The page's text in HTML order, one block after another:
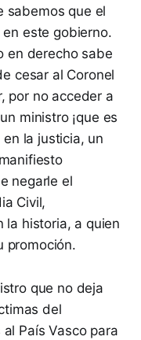
sabemos que el
este gobierno.
en derecho sabe
cesar al Coronel
por no acceder a
ministro ¡que es
la justicia, un
negarle el
Civil,
la historia, a quien
promoción.
que no deja
del
País Vasco para